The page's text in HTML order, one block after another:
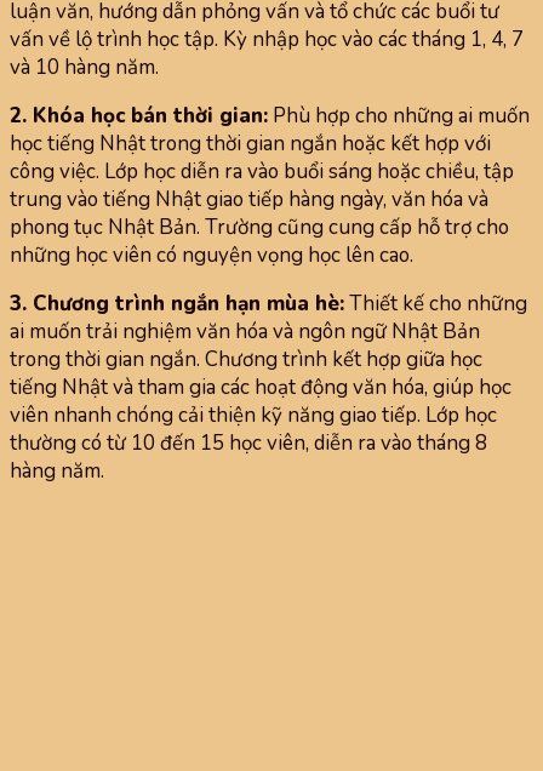
luận văn, hướng dẫn phỏng vấn và tổ chức các buổi tư
vấn về lộ trình học tập. Kỳ nhập học vào các tháng 1, 4, 7
và 10 hàng năm.
2. Khóa học bán thời gian: Phù hợp cho những ai muốn
học tiếng Nhật trong thời gian ngắn hoặc kết hợp với
công việc. Lớp học diễn ra vào buổi sáng hoặc chiều, tập
trung vào tiếng Nhật giao tiếp hàng ngày, văn hóa và
phong tục Nhật Bản. Trường cũng cung cấp hỗ trợ cho
những học viên có nguyện vọng học lên cao.
3. Chương trình ngắn hạn mùa hè:Thiết kế cho những
ai muốn trải nghiệm văn hóa và ngôn ngữ Nhật Bản
trong thời gian ngắn. Chương trình kết hợp giữa học
tiếng Nhật và tham gia các hoạt động văn hóa, giúp học
viên nhanh chóng cải thiện kỹ năng giao tiếp. Lớp học
thường có từ 10 đến 15 học viên, diễn ra vào tháng 8
hàng năm.